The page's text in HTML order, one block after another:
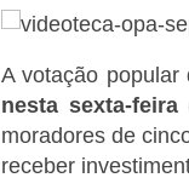
A votação
nesta sexta-
moradores de
receber